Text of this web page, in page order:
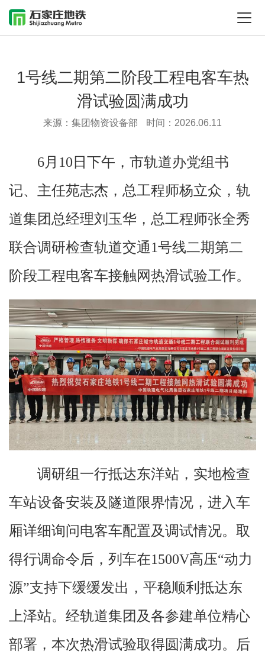
1号线二期第二阶段工程电客车热
滑试验圆满成功
来源：集团物资设备部 时间：2026.06.11
6月10日下午，市轨道办党组书
记、主任苑志杰，总工程师杨立众，轨
道集团总经理刘玉华，总工程师张全秀
联合调研检查轨道交通1号线二期第二
阶段工程电客车接触网热滑试验工作。
调研组一行抵达东洋站，实地检查
车站设备安装及隧道限界情况，进入车
厢详细询问电客车配置及调试情况。取
得行调命令后，列车在1500V高压“动力
源”支持下缓缓发出，平稳顺利抵达东
上泽站。经轨道集团及各参建单位精心
部署，本次热滑试验取得圆满成功。后